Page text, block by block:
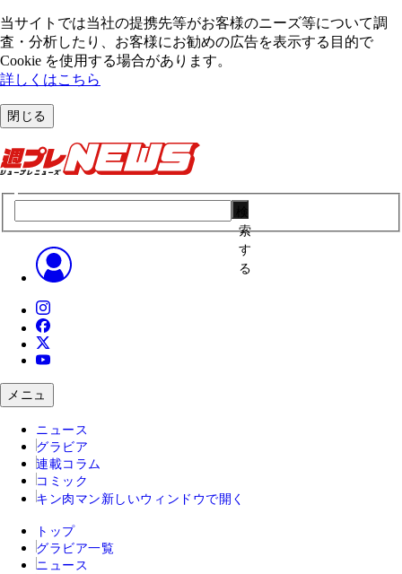
当サイトでは当社の提携先等がお客様のニーズ等について調
査・分析したり、お客様にお勧めの広告を表⽰する⽬的で
Cookie を使⽤する場合があります。
詳しくはこちら
閉じる
索
す
る
メニュ
ニュース
グラビア
連載コラム
コミック
キン肉マン 新しいウィンドウで開く
トップ
グラビア一覧
ニュース